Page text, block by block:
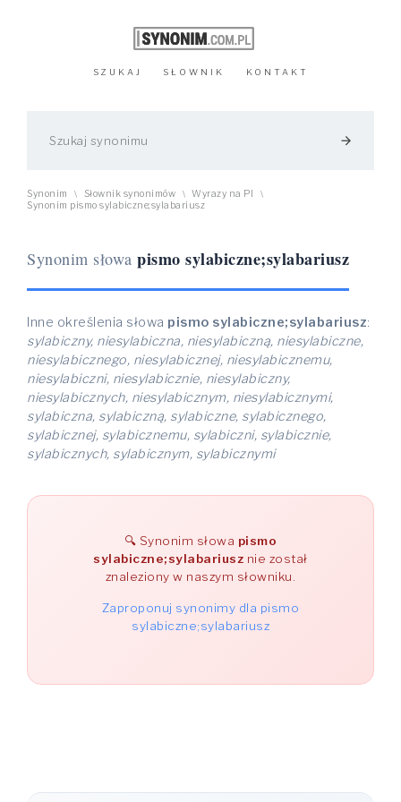
SZUKAJ SŁOWNIK KONTAKT
arrow_forward
Synonim \ Słownik synonimów \ Wyrazy na PI \
Synonim pismo sylabiczne;sylabariusz
Synonim słowa pismo sylabiczne;sylabariusz
Inne określenia słowa pismo sylabiczne;sylabariusz:
sylabiczny, niesylabiczna, niesylabiczną, niesylabiczne,
niesylabicznego, niesylabicznej, niesylabicznemu,
niesylabiczni, niesylabicznie, niesylabiczny,
niesylabicznych, niesylabicznym, niesylabicznymi,
sylabiczna, sylabiczną, sylabiczne, sylabicznego,
sylabicznej, sylabicznemu, sylabiczni, sylabicznie,
sylabicznych, sylabicznym, sylabicznymi
Synonim słowa pismo
sylabiczne;sylabariusz nie został
znaleziony w naszym słowniku.
Zaproponuj synonimy dla pismo
sylabiczne;sylabariusz